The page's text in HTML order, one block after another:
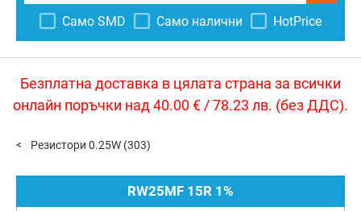
Само SMD Само налични HotPrice
Безплатна доставка в цялата страна за всички
онлайн поръчки над 40.00 € / 78.23 лв. (без ДДС).
Резистори 0.25W (303)
RW25MF 15R 1%